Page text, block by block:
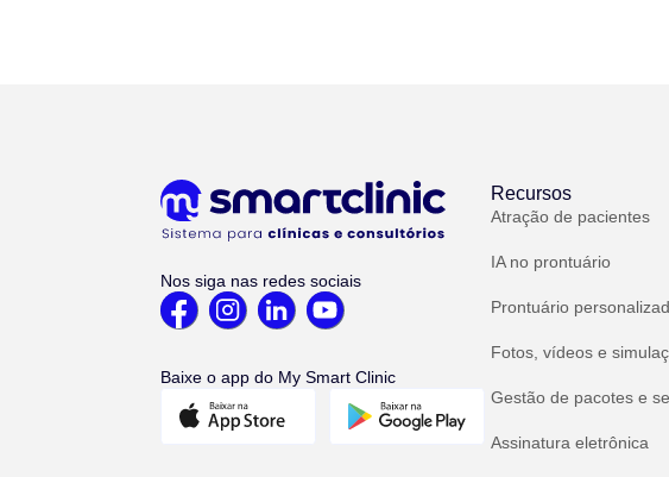
Nos siga nas redes sociais
Baixe o app do My Smart Clinic
Recursos
Atração de pacientes
IA no prontuário
Prontuário
Fotos, vídeos e
Gestão de pacotes e
Assinatura eletrônica